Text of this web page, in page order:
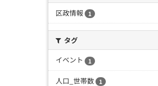
区政情報
1
タグ
イベント
1
人口_世帯数 1